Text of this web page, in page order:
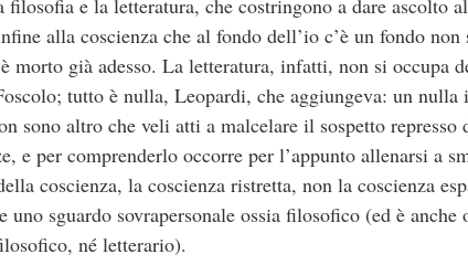
e la letteratura, che costringono a dare ascolto
alla coscienza che al fondo dell’io c’è un fondo non
morto già adesso. La letteratura, infatti, non si occupa
tutto è nulla, Leopardi, che aggiungeva: un nulla
sono altro che veli atti a malcelare il sospetto represso
e per comprenderlo occorre per l’appunto allenarsi a
coscienza, la coscienza ristretta, non la coscienza
uno sguardo sovrapersonale ossia filosofico (ed è
né letterario).